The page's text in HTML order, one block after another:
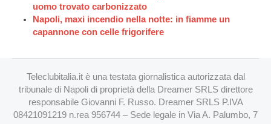
uomo trovato carbonizzato
Napoli, maxi incendio nella notte: in fiamme un
capannone con celle frigorifere
Teleclubitalia.it è una testata giornalistica autorizzata dal
tribunale di Napoli di proprietà della Dreamer SRLS direttore
responsabile Giovanni F. Russo. Dreamer SRLS P.IVA
08421091219 n.rea 956744 – Sede legale in Via A. Palumbo, 7